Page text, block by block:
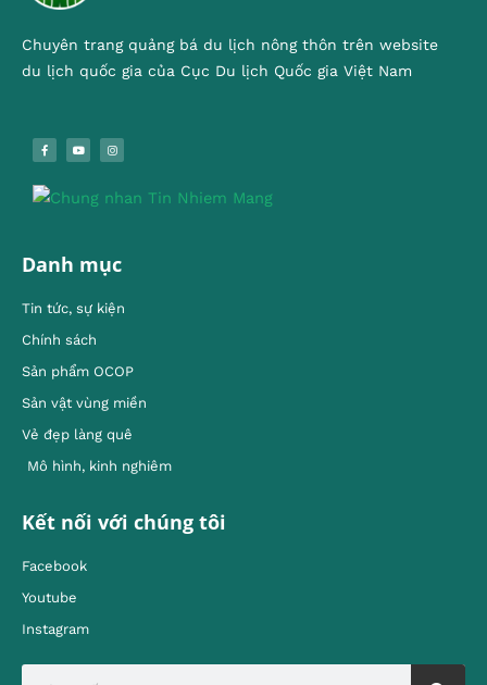
Chuyên trang quảng bá du lịch nông thôn trên website
du lịch quốc gia của Cục Du lịch Quốc gia Việt Nam
Danh mục
Tin tức, sự kiện
Chính sách
Sản phẩm OCOP
Sản vật vùng miền
Vẻ đẹp làng quê
Mô hình, kinh nghiêm
Kết nối với chúng tôi
Facebook
Youtube
Instagram